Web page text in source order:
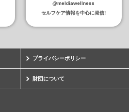
@meldiawellness
セルフケア情報を中心に発信!
プライバシーポリシー
財団について